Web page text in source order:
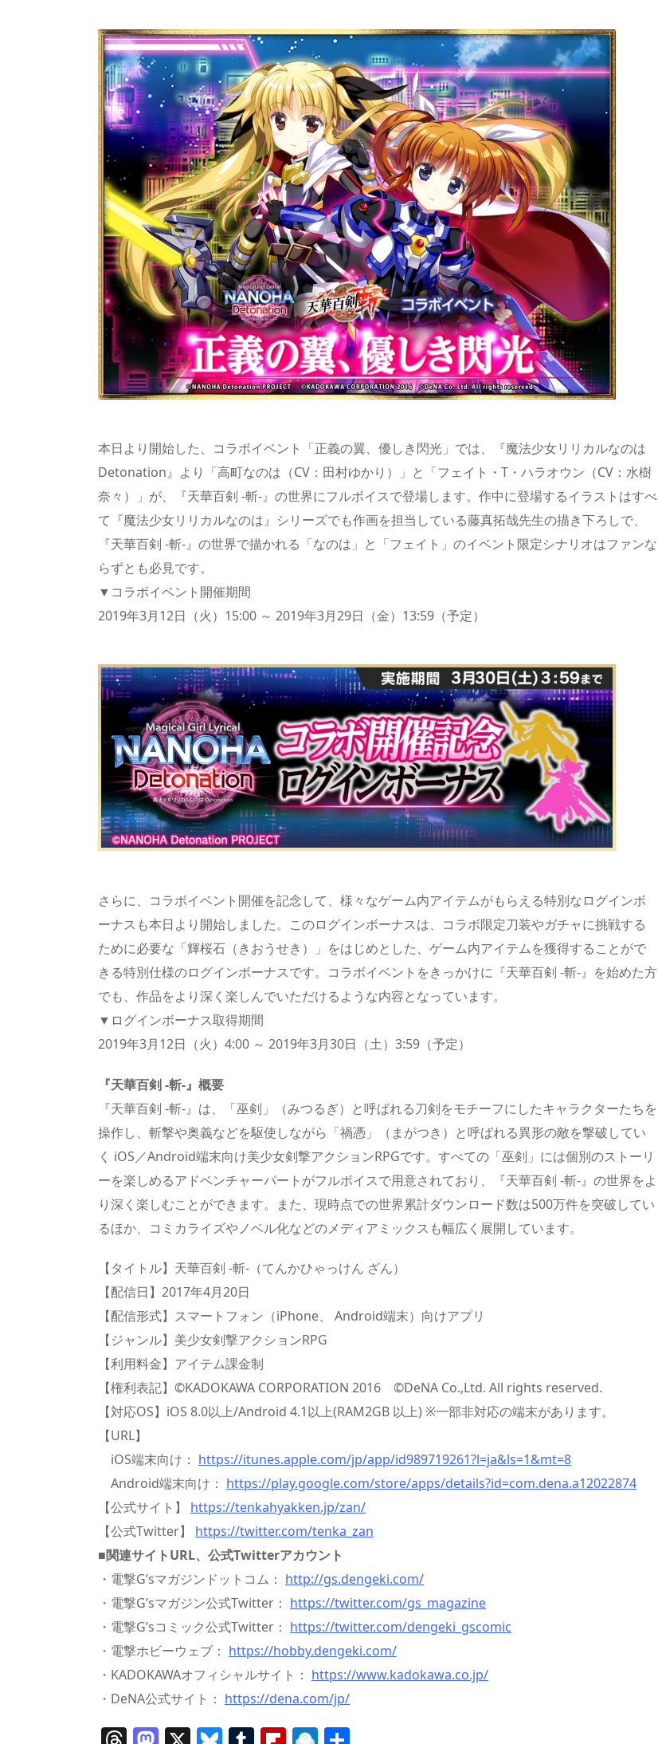
本日より開始した、コラボイベント「正義の翼、優しき閃光」では、『魔法少女リリカルなのは
Detonation』より「高町なのは（CV：田村ゆかり）」と「フェイト・T・ハラオウン（CV：水樹
奈々）」が、『天華百剣 -斬-』の世界にフルボイスで登場します。作中に登場するイラストはすべ
て『魔法少女リリカルなのは』シリーズでも作画を担当している藤真拓哉先生の描き下ろしで、
『天華百剣 -斬-』の世界で描かれる「なのは」と「フェイト」のイベント限定シナリオはファンな
らずとも必見です。
▼コラボイベント開催期間
2019年3月12日（火）15:00 ～ 2019年3月29日（金）13:59（予定）
さらに、コラボイベント開催を記念して、様々なゲーム内アイテムがもらえる特別なログインボ
ーナスも本日より開始しました。このログインボーナスは、コラボ限定刀装やガチャに挑戦する
ために必要な「輝桜石（きおうせき）」をはじめとした、ゲーム内アイテムを獲得することがで
きる特別仕様のログインボーナスです。コラボイベントをきっかけに『天華百剣 -斬-』を始めた方
でも、作品をより深く楽しんでいただけるような内容となっています。
▼ログインボーナス取得期間
2019年3月12日（火）4:00 ～ 2019年3月30日（土）3:59（予定）
『天華百剣 -斬-』概要
『天華百剣 -斬-』は、「巫剣」（みつるぎ）と呼ばれる刀剣をモチーフにしたキャラクターたちを
操作し、斬撃や奥義などを駆使しながら「禍憑」（まがつき）と呼ばれる異形の敵を撃破してい
く iOS／Android端末向け美少女剣撃アクションRPGです。すべての「巫剣」には個別のストーリ
ーを楽しめるアドベンチャーパートがフルボイスで用意されており、『天華百剣 -斬-』の世界をよ
り深く楽しむことができます。また、現時点での世界累計ダウンロード数は500万件を突破してい
るほか、コミカライズやノベル化などのメディアミックスも幅広く展開しています。
【タイトル】天華百剣 -斬-（てんかひゃっけん ざん）
【配信日】2017年4月20日
【配信形式】スマートフォン（iPhone、 Android端末）向けアプリ
【ジャンル】美少女剣撃アクションRPG
【利用料金】アイテム課金制
【権利表記】©KADOKAWA CORPORATION 2016 ©DeNA Co.,Ltd. All rights reserved.
【対応OS】iOS 8.0以上/Android 4.1以上(RAM2GB 以上) ※一部非対応の端末があります。
【URL】
iOS端末向け： https://itunes.apple.com/jp/app/id989719261?l=ja&ls=1&mt=8
Android端末向け： https://play.google.com/store/apps/details?id=com.dena.a12022874
【公式サイト】 https://tenkahyakken.jp/zan/
【公式Twitter】 https://twitter.com/tenka_zan
■関連サイトURL、公式Twitterアカウント
・電撃G’sマガジンドットコム： http://gs.dengeki.com/
・電撃G’sマガジン公式Twitter： https://twitter.com/gs_magazine
・電撃G’sコミック公式Twitter： https://twitter.com/dengeki_gscomic
・電撃ホビーウェブ： https://hobby.dengeki.com/
・KADOKAWAオフィシャルサイト： https://www.kadokawa.co.jp/
・DeNA公式サイト： https://dena.com/jp/